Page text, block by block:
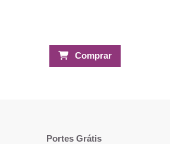
Comprar
Portes Grátis